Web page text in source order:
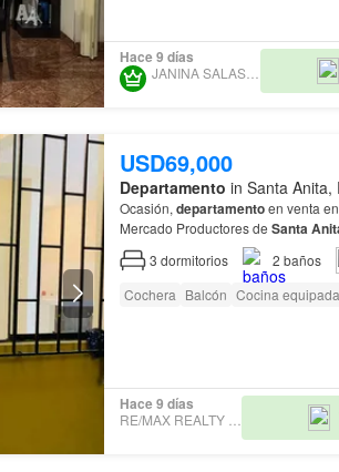
Hace 9 días
JANINA SALAS (ANDECI)
USD69,000
Departamento in Santa Anita,
Ocasión, departamentoen venta
Mercado Productores de Santa
minutos del Mall de
Santa
3 dormitorios 2 baños
Cochera Balcón Cocina equipada
Hace 9 días